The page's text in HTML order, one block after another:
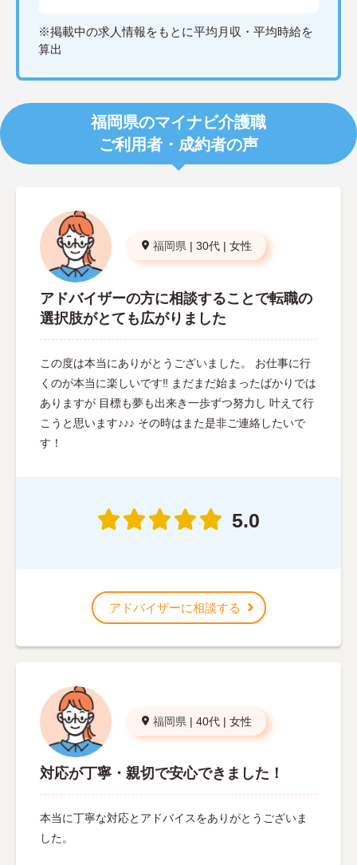
※掲載中の求人情報をもとに平均月収・平均時給を
算出
福岡県のマイナビ介護職
ご利用者・成約者の声
福岡県 | 30代 | 女性
アドバイザーの方に相談することで転職の
選択肢がとても広がりました
この度は本当にありがとうございました。 お仕事に行
くのが本当に楽しいです‼︎ まだまだ始まったばかりでは
ありますが 目標も夢も出来き一歩ずつ努力し 叶えて行
こうと思います♪♪♪ その時はまた是非ご連絡したいで
す！
5.0
アドバイザーに相談する
福岡県 | 40代 | 女性
対応が丁寧・親切で安心できました！
本当に丁寧な対応とアドバイスをありがとうございま
した。